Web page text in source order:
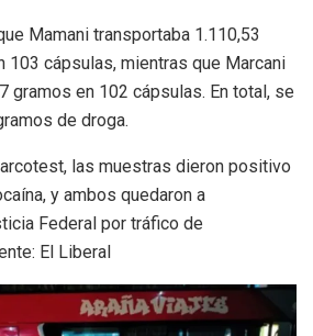
Mamani transportaba 1.110,53
103 cápsulas, mientras que Marcani
gramos en 102 cápsulas. En total, se
de droga.
las muestras dieron positivo
y ambos quedaron a
Federal por tráfico de
El Liberal